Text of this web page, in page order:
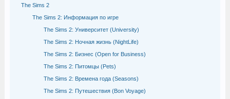
The Sims 2
The Sims 2: Информация по игре
The Sims 2: Университет (University)
The Sims 2: Ночная жизнь (NightLife)
The Sims 2: Бизнес (Open for Business)
The Sims 2: Питомцы (Pets)
The Sims 2: Времена года (Seasons)
The Sims 2: Путешествия (Bon Voyage)